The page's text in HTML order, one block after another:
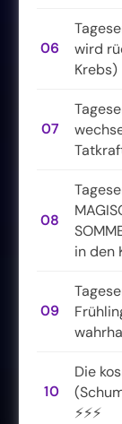
06
wird
Krebs)
07
08
in den
09
10
Die
⚡⚡⚡